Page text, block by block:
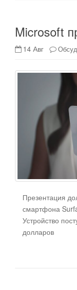
Microsoft
14 Авг
Презентация
смартфона
Устройство
долларов